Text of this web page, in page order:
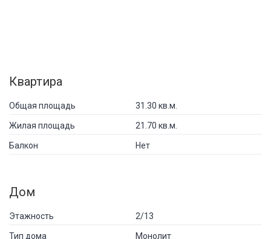
Квартира
Общая площадь 31.30 кв.м.
Жилая площадь 21.70 кв.м.
Балкон Нет
Дом
Этажность 2/13
Тип дома Монолит